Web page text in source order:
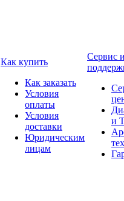
Как купить
Как заказать
Условия
оплаты
Условия
доставки
Юридическим
лицам
Сервис
и